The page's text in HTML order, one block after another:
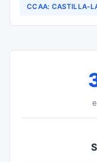
CCAA: CASTILLA-